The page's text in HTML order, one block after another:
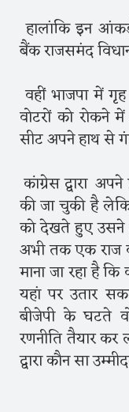
हालांकि इन
बैंक राजसमंद
वहीं भाजपा में
वोटरों को रोकने
सीट अपने हाथ से
कांग्रेस द्वारा
की जा चुकी है
को देखते हुए उसने
अभी तक एक राज
माना जा रहा है
यहां पर उतार
बीजेपी के घटते
रणनीति तैयार
द्वारा कौन सा